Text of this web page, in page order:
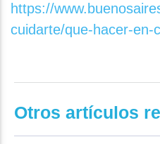
https://
cuidarte/que-hacer-en-
Otros artículos